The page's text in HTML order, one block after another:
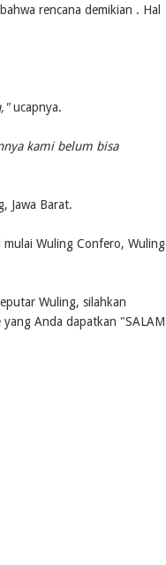
rencana demikian . Hal
ucapnya.
kami belum bisa
Jawa Barat.
Wuling Confero, Wuling
Wuling, silahkan
Anda dapatkan "SALAM